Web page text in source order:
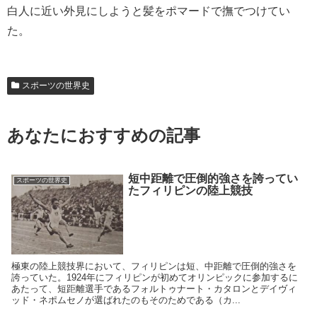
白人に近い外見にしようと髪をポマードで撫でつけてい
た。
スポーツの世界史
あなたにおすすめの記事
スポーツの世界史
短中距離で圧倒的強さを誇ってい
たフィリピンの陸上競技
極東の陸上競技界において、フィリピンは短、中距離で圧倒的強さを
誇っていた。1924年にフィリピンが初めてオリンピックに参加するに
あたって、短距離選手であるフォルトゥナート・カタロンとデイヴィ
ッド・ネポムセノが選ばれたのもそのためである（カ...